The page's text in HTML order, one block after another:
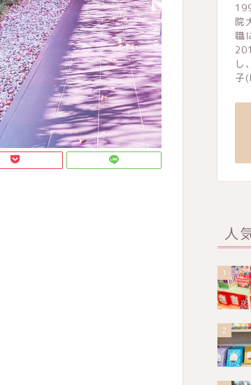
院
職
し
子
人
1
2